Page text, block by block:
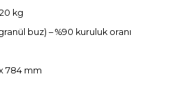
20 kg
buz) – %90 kuruluk oranı
784 mm